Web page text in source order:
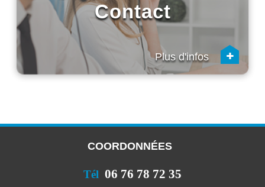
Contact
Plus d'infos +
COORDONNÉES
Tél 06 76 78 72 35